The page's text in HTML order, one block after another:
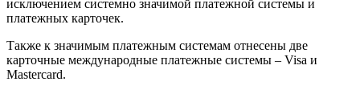
исключением системно значимой платежной системы и
платежных карточек.
Также к значимым платежным системам отнесены две
карточные международные платежные системы – Visa и
Masterсard.